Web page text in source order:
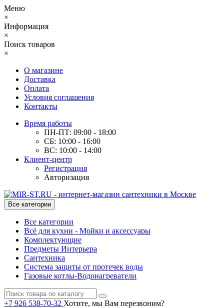
Меню
×
Информация
×
Поиск товаров
×
О магазине
Доставка
Оплата
Условия соглашения
Контакты
Время работы
ПН-ПТ: 09:00 - 18:00
СБ: 10:00 - 16:00
ВС: 10:00 - 14:00
Клиент-центр
Регистрация
Авторизация
Все категории
Все категории
Всё для кухни - Мойки и аксессуары
Комплектующие
Предметы Интерьера
Сантехника
Система защиты от протечек воды
Газовые котлы-Водонагреватели
+7 926 538-70-32 Хотите, мы Вам перезвоним?